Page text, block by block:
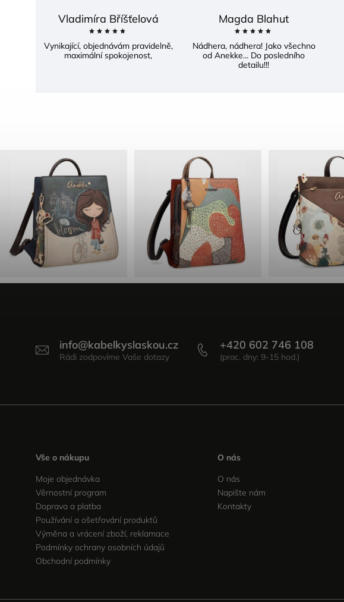
Vladimíra Bříšťelová
Vynikající, objednávám pravidelně,
maximální spokojenost,
Magda Blahut
Nádhera, nádhera! Jako všechno
od Anekke... Do posledního
detailu!!!
info@kabelkyslaskou.cz +420 602 746 108
Vše o nákupu
Moje objednávka
Věrnostní program
Doprava a platba
Používání a ošetřování produktů
Výměna a vrácení zboží, reklamace
Podmínky ochrany osobních údajů
Obchodní podmínky
O nás
O nás
Napište nám
Kontakty